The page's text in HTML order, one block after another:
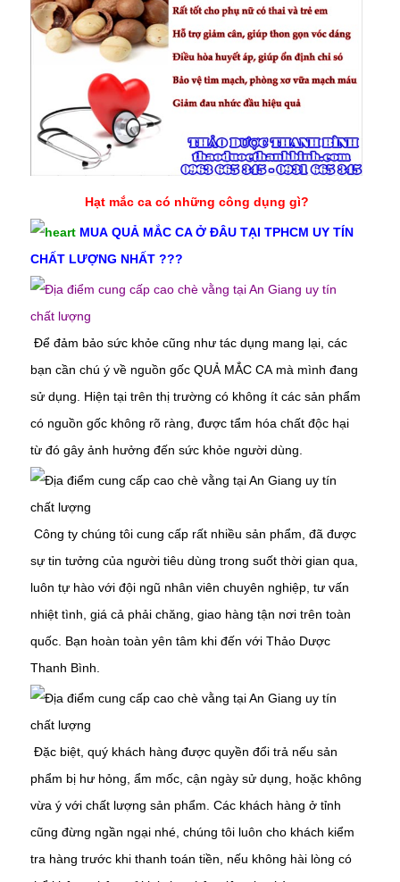
Hạt mắc ca có những công dụng gì?
MUA QUẢ MẮC CA Ở ĐÂU TẠI TPHCM UY TÍN
CHẤT LƯỢNG NHẤT ???
Để đảm bảo sức khỏe cũng như tác dụng mang lại, các
bạn cần chú ý về nguồn gốc QUẢ MẮC CA mà mình đang
sử dụng. Hiện tại trên thị trường có không ít các sản phẩm
có nguồn gốc không rõ ràng, được tẩm hóa chất độc hại
từ đó gây ảnh hưởng đến sức khỏe người dùng.
Công ty chúng tôi cung cấp rất nhiều sản phẩm, đã được
sự tin tưởng của người tiêu dùng trong suốt thời gian qua,
luôn tự hào với đội ngũ nhân viên chuyên nghiệp, tư vấn
nhiệt tình, giá cả phải chăng, giao hàng tận nơi trên toàn
quốc. Bạn hoàn toàn yên tâm khi đến với Thảo Dược
Thanh Bình.
Đặc biệt, quý khách hàng được quyền đổi trả nếu sản
phẩm bị hư hỏng, ẩm mốc, cận ngày sử dụng, hoặc không
vừa ý với chất lượng sản phẩm. Các khách hàng ở tỉnh
cũng đừng ngần ngại nhé, chúng tôi luôn cho khách kiểm
tra hàng trước khi thanh toán tiền, nếu không hài lòng có